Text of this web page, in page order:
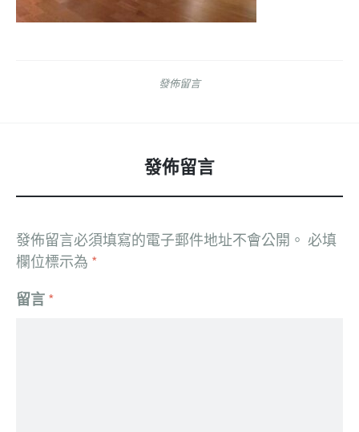
發佈留言
發佈留言
發佈留言必須填寫的電子郵件地址不會公開。 必填
欄位標示為 *
留言 *